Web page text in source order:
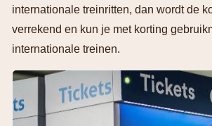
internationale treinritten, dan wordt de
verrekend en kun je met korting
internationale treinen.